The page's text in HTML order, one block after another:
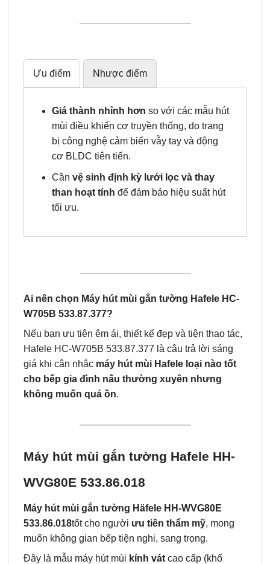
Ưu điểm Nhược điểm
Giá thành nhỉnh hơn so với các mẫu hút
mùi điều khiển cơ truyền thống, do trang
bị công nghệ cảm biến vẫy tay và động
cơ BLDC tiên tiến.
Cần vệ sinh định kỳ lưới lọc và thay
than hoạt tính để đảm bảo hiệu suất hút
tối ưu.
Ai nên chọn Máy hút mùi gắn tường Hafele HC-
W705B 533.87.377?
Nếu bạn ưu tiên êm ái, thiết kế đẹp và tiện thao tác,
Hafele HC-W705B 533.87.377 là câu trả lời sáng
giá khi cân nhắc máy hút mùi Hafele loại nào tốt
cho bếp gia đình nấu thường xuyên nhưng
không muốn quá ồn.
Máy hút mùi gắn tường Hafele HH-
WVG80E 533.86.018
Máy hút mùi gắn tường Häfele HH‑WVG80E
533.86.018tốt cho người ưu tiên thẩm mỹ, mong
muốn không gian bếp tiện nghi, sang trọng.
Đây là mẫu máy hút mùi kính vát cao cấp (khổ